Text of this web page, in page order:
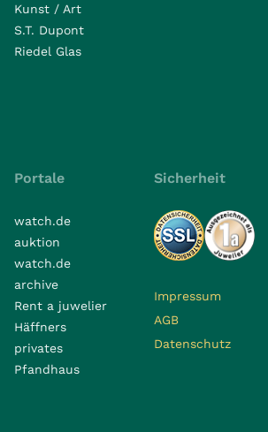
Kunst / Art
S.T. Dupont
Riedel Glas
Portale
watch.de
auktion
watch.de
archive
Rent a juwelier
Häffners
privates
Pfandhaus
Sicherheit
Impressum
AGB
Datenschutz